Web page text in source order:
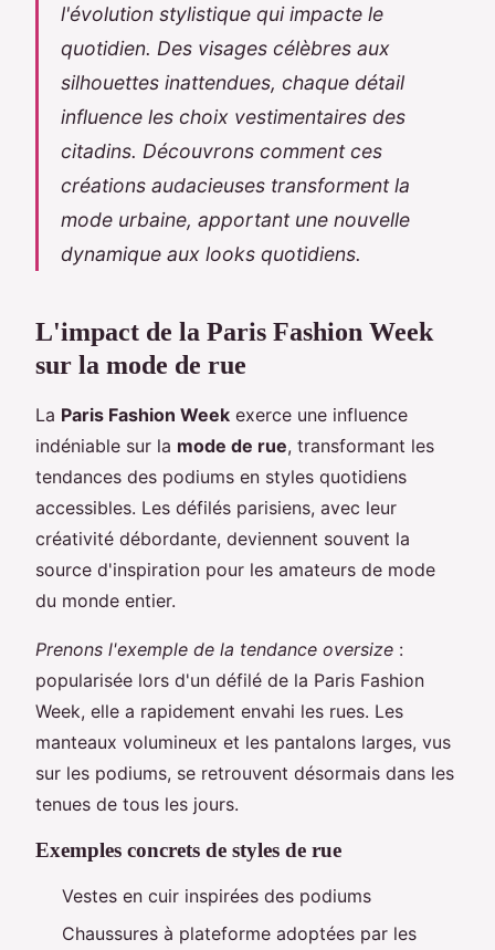
l'évolution stylistique qui impacte le
quotidien. Des visages célèbres aux
silhouettes inattendues, chaque détail
influence les choix vestimentaires des
citadins. Découvrons comment ces
créations audacieuses transforment la
mode urbaine, apportant une nouvelle
dynamique aux looks quotidiens.
L'impact de la Paris Fashion Week
sur la mode de rue
La Paris Fashion Week exerce une influence
indéniable sur la mode de rue, transformant les
tendances des podiums en styles quotidiens
accessibles. Les défilés parisiens, avec leur
créativité débordante, deviennent souvent la
source d'inspiration pour les amateurs de mode
du monde entier.
Prenons l'exemple de la tendance oversize :
popularisée lors d'un défilé de la Paris Fashion
Week, elle a rapidement envahi les rues. Les
manteaux volumineux et les pantalons larges, vus
sur les podiums, se retrouvent désormais dans les
tenues de tous les jours.
Exemples concrets de styles de rue
Vestes en cuir inspirées des podiums
Chaussures à plateforme adoptées par les